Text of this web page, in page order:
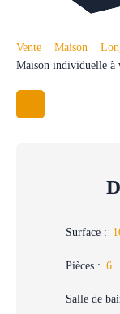
Vente Maison
Maison individuelle à
Surface :
Pièces : 6
Salle de